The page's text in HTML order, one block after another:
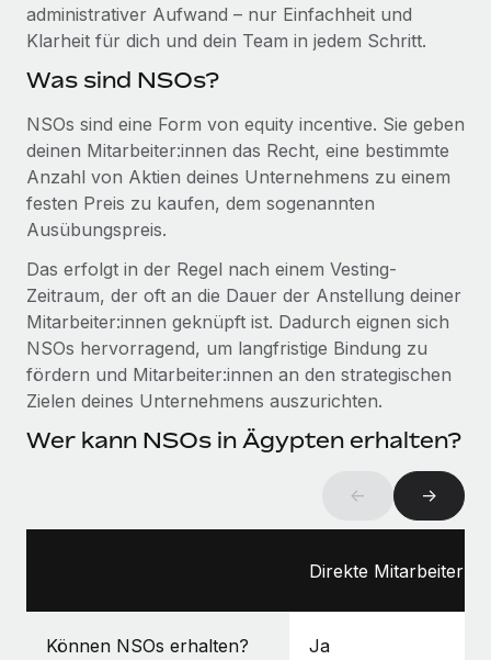
Geräteverwaltung
Globale Bereitstellung und Verfolgung von IT-
Geräten
Gründung von Niederlassungen
Schnelle, rechtssichere Gründung von
Niederlassungen
Mobilität und Relocation
Benefits
Mühelose Verwaltung von Benefits
Open-Source-Infrastrukturen. Das...
Strategische Partnerschaft zwischen
Reverse Tech und Remote für Contractor
Management und Payroll
Reverse Tech auf einen Blick Das Gesundheits- und
Wellness-Startup Reverse Tech hat das globale...
Mehr erfahren
Globale Payroll
Steuern
Den Blog erkunden
BLOG
Neues zu Remote-Produkten: Integration mit
Gusto und Zero und Contractor Management
Auch im neuen Jahr wollen wir bei Remote Unternehmen
aller Größen dabei unterstützen, die beste...
administrativer Aufwand – nur Einfachheit und
Klarheit für dich und dein Team in jedem Schritt.
Was sind NSOs?
NSOs sind eine Form von equity incentive. Sie geben
deinen Mitarbeiter:innen das Recht, eine bestimmte
Anzahl von Aktien deines Unternehmens zu einem
festen Preis zu kaufen, dem sogenannten
Ausübungspreis.
Das erfolgt in der Regel nach einem Vesting-
Zeitraum, der oft an die Dauer der Anstellung deiner
Mitarbeiter:innen geknüpft ist. Dadurch eignen sich
NSOs hervorragend, um langfristige Bindung zu
fördern und Mitarbeiter:innen an den strategischen
Zielen deines Unternehmens auszurichten.
Wer kann NSOs in Ägypten erhalten?
← →
Direkte
Können NSOs erhalten? Ja